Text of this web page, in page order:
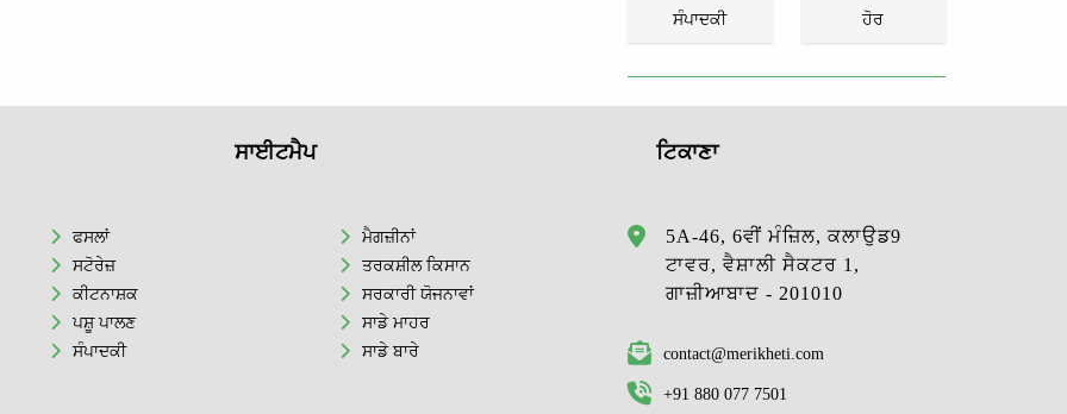
ਸੰਪਾਦਕੀ ਹੋਰ
ਸਾਈਟਮੈਪ
ਫਸਲਾਂ
ਸਟੋਰੇਜ਼
ਕੀਟਨਾਸ਼ਕ
ਪਸ਼ੂ ਪਾਲਣ
ਸੰਪਾਦਕੀ
ਮੈਗਜ਼ੀਨਾਂ
ਤਰਕਸ਼ੀਲ ਕਿਸਾਨ
ਸਰਕਾਰੀ ਯੋਜਨਾਵਾਂ
ਸਾਡੇ ਮਾਹਰ
ਸਾਡੇ ਬਾਰੇ
ਟਿਕਾਣਾ
5A-46, 6ਵੀਂ ਮੰਜ਼ਿਲ, ਕਲਾਉਡ9
ਟਾਵਰ, ਵੈਸ਼ਾਲੀ ਸੈਕਟਰ 1,
ਗਾਜ਼ੀਆਬਾਦ - 201010
contact@merikheti.com
+91 880 077 7501